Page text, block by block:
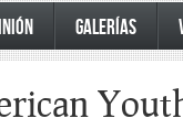
GALERÍAS